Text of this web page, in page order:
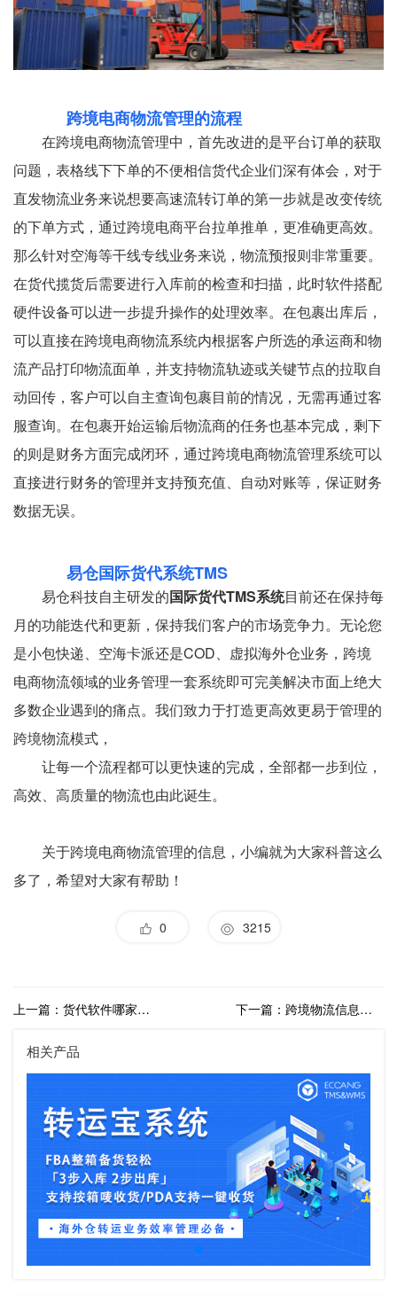
跨境电商物流管理的流程
在跨境电商物流管理中，首先改进的是平台订单的获取
问题，表格线下下单的不便相信货代企业们深有体会，对于
直发物流业务来说想要高速流转订单的第一步就是改变传统
的下单方式，通过跨境电商平台拉单推单，更准确更高效。
那么针对空海等干线专线业务来说，物流预报则非常重要。
在货代揽货后需要进行入库前的检查和扫描，此时软件搭配
硬件设备可以进一步提升操作的处理效率。在包裹出库后，
可以直接在跨境电商物流系统内根据客户所选的承运商和物
流产品打印物流面单，并支持物流轨迹或关键节点的拉取自
动回传，客户可以自主查询包裹目前的情况，无需再通过客
服查询。在包裹开始运输后物流商的任务也基本完成，剩下
的则是财务方面完成闭环，通过跨境电商物流管理系统可以
直接进行财务的管理并支持预充值、自动对账等，保证财务
数据无误。
易仓国际货代系统TMS
易仓科技自主研发的国际货代TMS系统目前还在保持每
月的功能迭代和更新，保持我们客户的市场竞争力。无论您
是小包快递、空海卡派还是COD、虚拟海外仓业务，跨境
电商物流领域的业务管理一套系统即可完美解决市面上绝大
多数企业遇到的痛点。我们致力于打造更高效更易于管理的
跨境物流模式，
让每一个流程都可以更快速的完成，全部都一步到位，
高效、高质量的物流也由此诞生。
关于跨境电商物流管理的信息，小编就为大家科普这么
多了，希望对大家有帮助！
0 3215
上一篇：货代软件哪家好？解决了哪些常见难题？ 下一篇：跨境物流信息系统有哪些？如何高效管理跨境物流？
相关产品